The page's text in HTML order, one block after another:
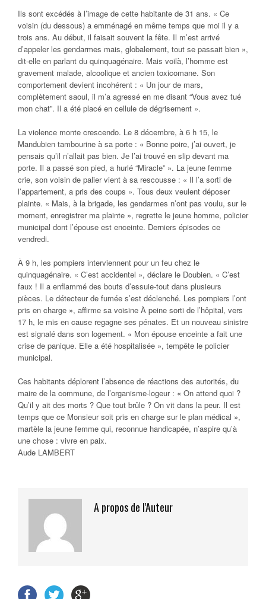
Ils sont excédés à l’image de cette habitante de 31 ans. « Ce
voisin (du dessous) a emménagé en même temps que moi il y a
trois ans. Au début, il faisait souvent la fête. Il m’est arrivé
d’appeler les gendarmes mais, globalement, tout se passait bien »,
dit-elle en parlant du quinquagénaire. Mais voilà, l’homme est
gravement malade, alcoolique et ancien toxicomane. Son
comportement devient incohérent : « Un jour de mars,
complètement saoul, il m’a agressé en me disant “Vous avez tué
mon chat”. Il a été placé en cellule de dégrisement ».
La violence monte crescendo. Le 8 décembre, à 6 h 15, le
Mandubien tambourine à sa porte : « Bonne poire, j’ai ouvert, je
pensais qu’il n’allait pas bien. Je l’ai trouvé en slip devant ma
porte. Il a passé son pied, a hurlé “Miracle” ». La jeune femme
crie, son voisin de palier vient à sa rescousse : « Il l’a sorti de
l’appartement, a pris des coups ». Tous deux veulent déposer
plainte. « Mais, à la brigade, les gendarmes n’ont pas voulu, sur le
moment, enregistrer ma plainte », regrette le jeune homme, policier
municipal dont l’épouse est enceinte. Derniers épisodes ce
vendredi.
À 9 h, les pompiers interviennent pour un feu chez le
quinquagénaire. « C’est accidentel », déclare le Doubien. « C’est
faux ! Il a enflammé des bouts d’essuie-tout dans plusieurs
pièces. Le détecteur de fumée s’est déclenché. Les pompiers l’ont
pris en charge », affirme sa voisine À peine sorti de l’hôpital, vers
17 h, le mis en cause regagne ses pénates. Et un nouveau sinistre
est signalé dans son logement. « Mon épouse enceinte a fait une
crise de panique. Elle a été hospitalisée », tempête le policier
municipal.
Ces habitants déplorent l’absence de réactions des autorités, du
maire de la commune, de l’organisme-logeur : « On attend quoi ?
Qu’il y ait des morts ? Que tout brûle ? On vit dans la peur. Il est
temps que ce Monsieur soit pris en charge sur le plan médical »,
martèle la jeune femme qui, reconnue handicapée, n’aspire qu’à
une chose : vivre en paix.
Aude LAMBERT
A propos de l'Auteur